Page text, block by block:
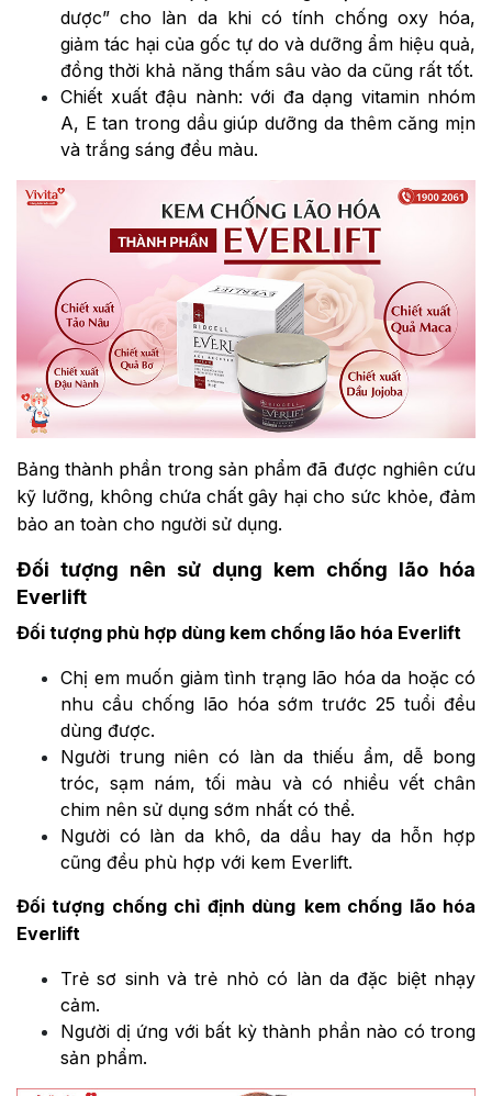
dược” cho làn da khi có tính chống oxy hóa,
giảm tác hại của gốc tự do và dưỡng ẩm hiệu quả,
đồng thời khả năng thấm sâu vào da cũng rất tốt.
Chiết xuất đậu nành: với đa dạng vitamin nhóm
A, E tan trong dầu giúp dưỡng da thêm căng mịn
và trắng sáng đều màu.
Bảng thành phần trong sản phẩm đã được nghiên cứu
kỹ lưỡng, không chứa chất gây hại cho sức khỏe, đảm
bảo an toàn cho người sử dụng.
Đối tượng nên sử dụng kem chống lão hóa
Everlift
Đối tượng phù hợp dùng kem chống lão hóa Everlift
Chị em muốn giảm tình trạng lão hóa da hoặc có
nhu cầu chống lão hóa sớm trước 25 tuổi đều
dùng được.
Người trung niên có làn da thiếu ẩm, dễ bong
tróc, sạm nám, tối màu và có nhiều vết chân
chim nên sử dụng sớm nhất có thể.
Người có làn da khô, da dầu hay da hỗn hợp
cũng đều phù hợp với kem Everlift.
Đối tượng chống chỉ định dùng kem chống lão hóa
Everlift
Trẻ sơ sinh và trẻ nhỏ có làn da đặc biệt nhạy
cảm.
Người dị ứng với bất kỳ thành phần nào có trong
sản phẩm.